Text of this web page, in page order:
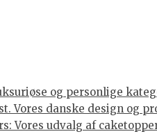
og personlige
Vores danske design og
Vores udvalg af